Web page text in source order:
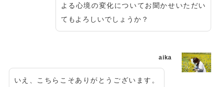
よる心境の変化についてお聞かせいただい
てもよろしいでしょうか？
aika
いえ、こちらこそありがとうございます。